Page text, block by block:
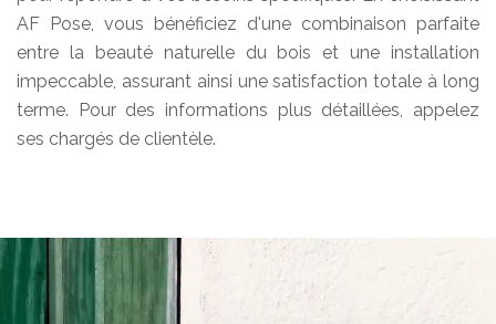
AF Pose, vous bénéficiez d'une combinaison parfaite
entre la beauté naturelle du bois et une installation
impeccable, assurant ainsi une satisfaction totale à long
terme. Pour des informations plus détaillées, appelez
ses chargés de clientèle.